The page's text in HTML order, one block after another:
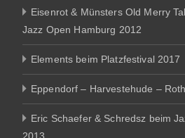
Eisenrot & Münsters Old Merry
Jazz Open Hamburg 2012
Elements beim Platzfestival 2017
Eppendorf – Harvestehude –
Eric Schaefer & Schredsz beim